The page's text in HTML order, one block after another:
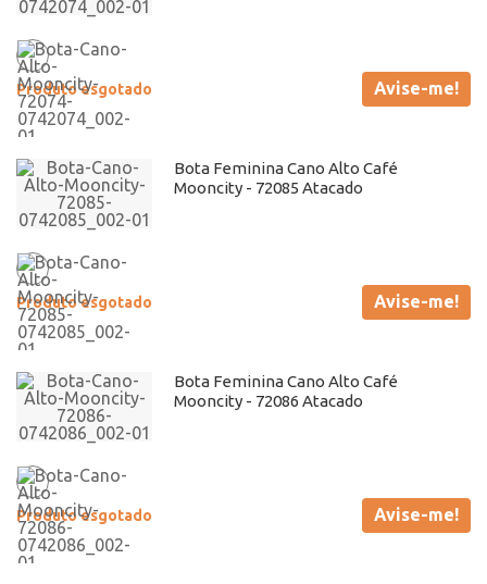
Produto esgotado Avise-me!
Bota Feminina Cano Alto Café
Mooncity - 72085 Atacado
Produto esgotado Avise-me!
Bota Feminina Cano Alto Café
Mooncity - 72086 Atacado
Produto esgotado Avise-me!